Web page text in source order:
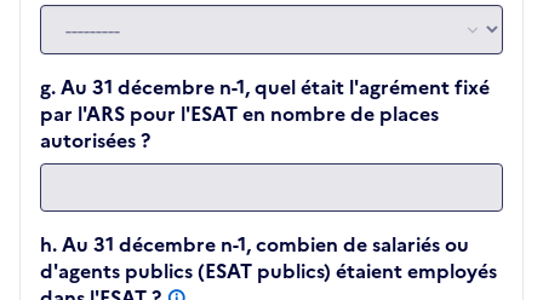
g. Au 31 décembre n-1, quel était l'agrément fixé
par l'ARS pour l'ESAT en nombre de places
autorisées ?
h. Au 31 décembre n-1, combien de salariés ou
d'agents publics (ESAT publics) étaient employés